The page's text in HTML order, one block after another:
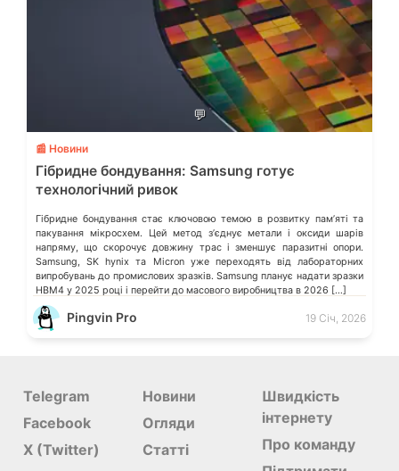
💬
📰 Новини
Гібридне бондування: Samsung готує
технологічний ривок
Гібридне бондування стає ключовою темою в розвитку памʼяті та
пакування мікросхем. Цей метод зʼєднує метали і оксиди шарів
напряму, що скорочує довжину трас і зменшує паразитні опори.
Samsung, SK hynix та Micron уже переходять від лабораторних
випробувань до промислових зразків. Samsung планує надати зразки
HBM4 у 2025 році і перейти до масового виробництва в 2026 […]
Pingvin Pro 19 Січ, 2026
Telegram
Facebook
X (Twitter)
Новини
Огляди
Статті
Швидкість
інтернету
Про команду